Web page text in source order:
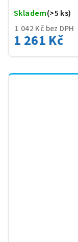
1 042 Kč bez DPH
1 261 Kč
Skladem(>5 ks)